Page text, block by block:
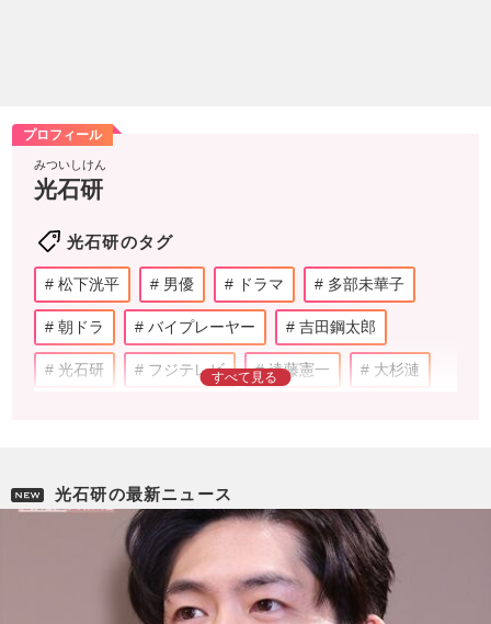
プロフィール
みついしけん
光石研
光石研のタグ
松下洸平 男優 ドラマ 多部未華子
朝ドラ バイプレーヤー 吉田鋼太郎
光石研 フジテレビ 遠藤憲一 大杉漣
菜々緒
光石研の最新ニュース